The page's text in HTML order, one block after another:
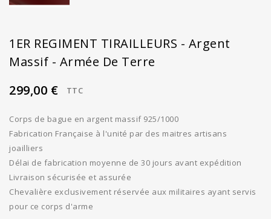
1ER REGIMENT TIRAILLEURS - Argent
Massif - Armée De Terre
299,00 €
TTC
Corps de bague en argent massif 925/1000
Fabrication Française à l'unité par des maitres artisans
joailliers
Délai de fabrication moyenne de 30 jours avant expédition
Livraison sécurisée et assurée
Chevalière exclusivement réservée aux militaires ayant servis
pour ce corps d'arme